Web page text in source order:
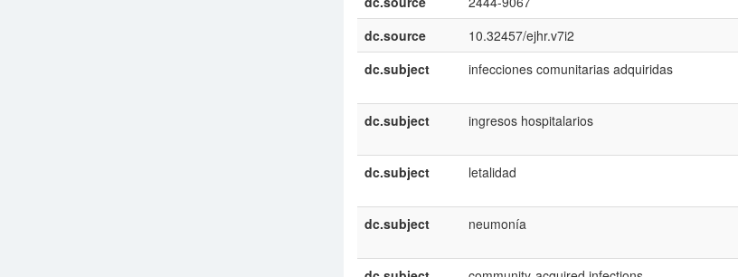
dc.source
10.32457/ejhr.v7i2
dc.subject
infecciones comunitarias adquiridas
dc.subject
ingresos hospitalarios
dc.subject
letalidad
dc.subject
neumonía